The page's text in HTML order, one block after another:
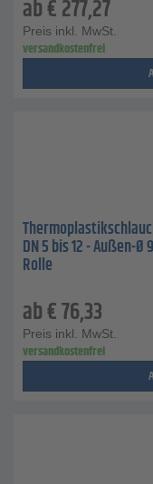
ab€277,27
Preis inkl. MwSt.
versandkostenfrei
DN 5 bis 12 - Außen-Ø
Rolle
ab€76,33
Preis inkl. MwSt.
versandkostenfrei